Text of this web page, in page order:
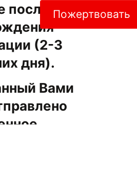
после
(2-3
дня).
Вами
Пожертвовать